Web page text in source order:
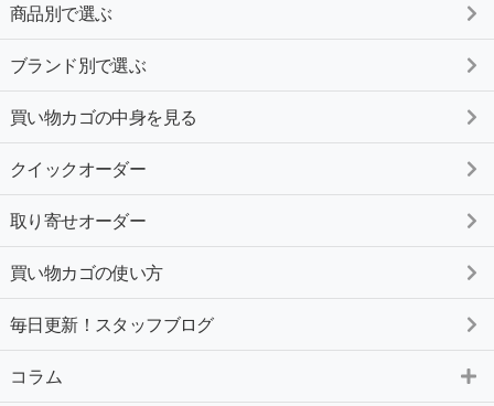
商品別で選ぶ
ブランド別で選ぶ
買い物カゴの中身を見る
クイックオーダー
取り寄せオーダー
買い物カゴの使い方
毎日更新！スタッフブログ
コラム